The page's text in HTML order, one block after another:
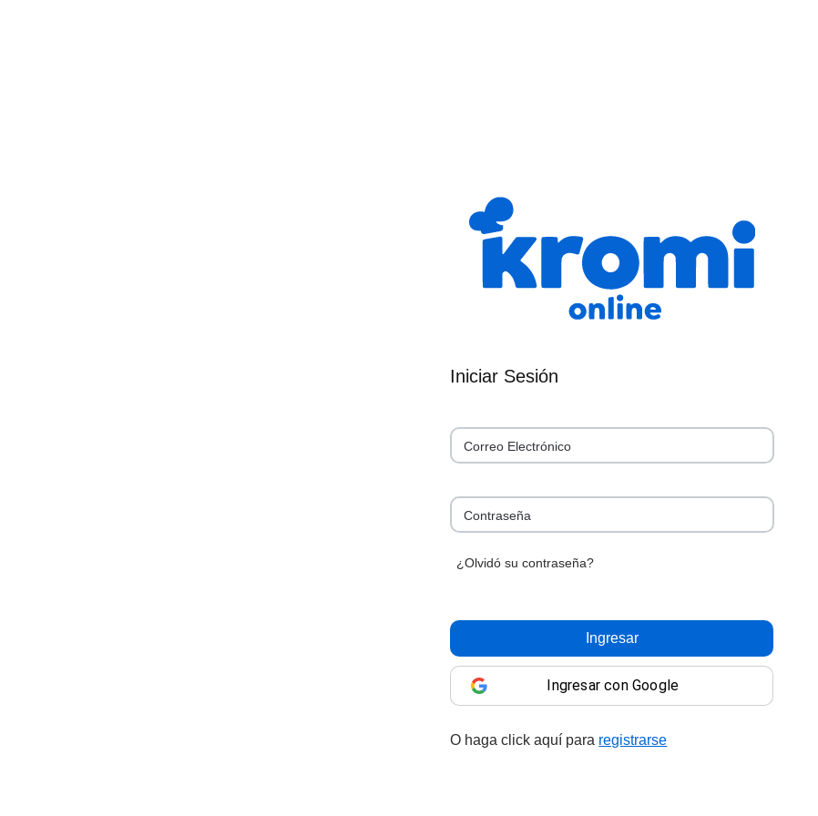
Iniciar Sesión
Correo Electrónico
Contraseña
¿Olvidó su contraseña?
Ingresar
Ingresar con Google
O haga click aquí para registrarse